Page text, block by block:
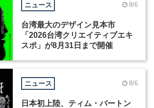
ニュース 8/6
台湾最大のデザイン見本市
「2026台湾クリエイティブエキ
スポ」が8月31日まで開催
ニュース 8/6
日本初上陸、ティム・バートン